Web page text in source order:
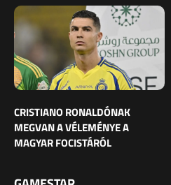
CRISTIANO RONALDÓNAK
MEGVAN A VÉLEMÉNYE A
MAGYAR FOCISTÁRÓL